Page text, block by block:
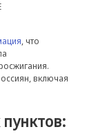
, что
включая